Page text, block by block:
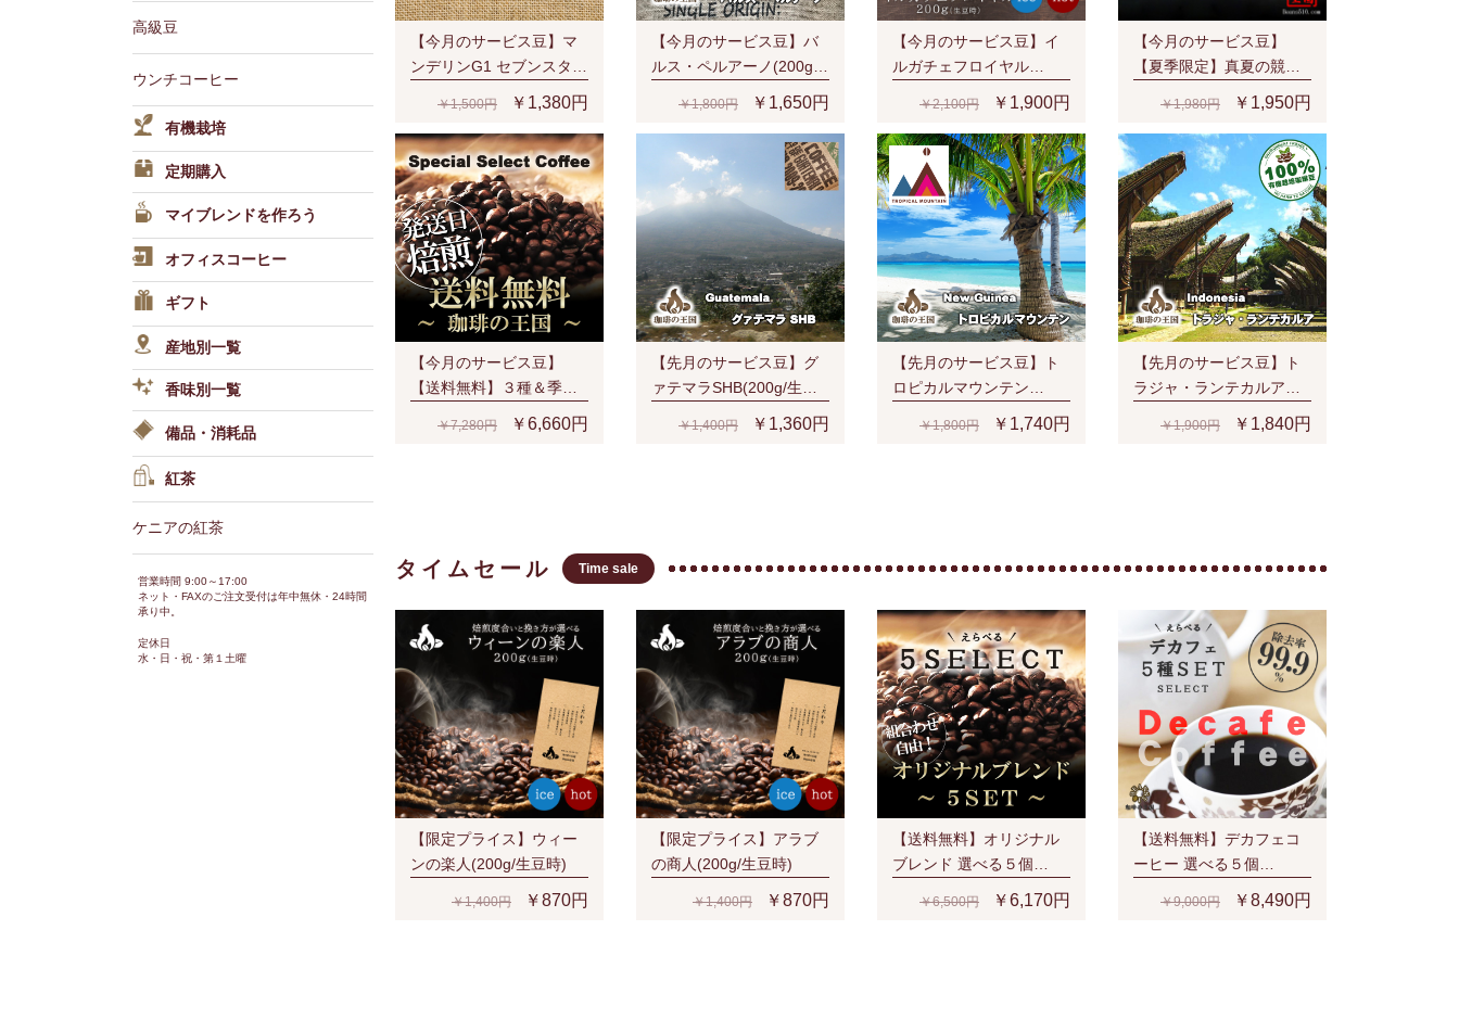
【今月のサービス豆】マ
ンデリンG1 セブンスタ
ー-SevenStars (200g/生
豆時) RA認証
￥1,500円 ￥1,380円
【今月のサービス豆】バ
ルス・ペルアーノ(200g/
生豆時)RA認証 スペシャ
ルティ 芳醇な香り
￥1,800円 ￥1,650円
【今月のサービス豆】イ
ルガチェフロイヤル
G1(200g/生豆時) 有機栽
培豆 ナチュラル スペシャ
ルティ 濃厚なベリー系の
香味
￥2,100円 ￥1,900円
【今月のサービス豆】
【夏季限定】真夏の競演
￥1,980円 ￥1,950円
【今月のサービス豆】
【送料無料】３種＆季節
限定セット（S、V、Y、
夏）宅配便でもネコポス
￥7,280円 ￥6,660円
【先月のサービス豆】グ
ァテマラSHB(200g/生豆
￥1,400円 ￥1,360円
【先月のサービス豆】ト
ロピカルマウンテン
￥1,800円 ￥1,740円
【先月のサービス豆】ト
ラジャ・ランテカルア
(200g/生豆時)有機栽培コ
ーヒー豆 無農薬
￥1,900円 ￥1,840円
タイムセール Time sale
【限定プライス】ウィー
ンの楽人(200g/生豆時)
￥1,400円 ￥870円
【限定プライス】アラブ
の商人(200g/生豆時)
￥1,400円 ￥870円
【送料無料】オリジナル
ブレンド 選べる５個
￥6,500円 ￥6,170円
【送料無料】デカフェコ
ーヒー 選べる５個
￥9,000円 ￥8,490円
高級豆
ウンチコーヒー
有機栽培
定期購入
マイブレンドを作ろう
オフィスコーヒー
ギフト
産地別一覧
香味別一覧
備品・消耗品
紅茶
ケニアの紅茶
営業時間 9:00～17:00
ネット・FAXのご注文受付は年中無休・24時間
承り中。
定休日
水・日・祝・第１土曜